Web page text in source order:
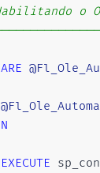
o
EXECUTE